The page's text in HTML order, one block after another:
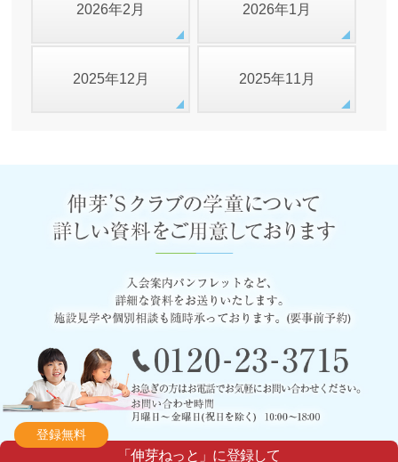
2026年2月 2026年1月
2025年12月 2025年11月
登録無料
「伸芽ねっと」に登録して